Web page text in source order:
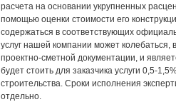
расчета на основании укрупненных
помощью оценки стоимости его
содержаться в соответствующих
услуг нашей компании может колебаться,
проектно-сметной документации, и
будет стоить для заказчика услуги 0,5-
строительства. Сроки исполнения
отдельно.